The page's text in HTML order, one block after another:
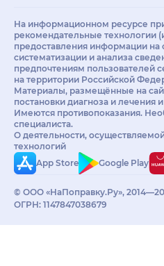
На информационном ресурсе
рекомендательные технологии
предоставления информации на
систематизации и анализа
предпочтениям пользователей
на территории Российской
Материалы, размещённые на
постановки диагноза и лечения
Имеются противопоказания.
специалиста.
О деятельности,
технологий
App Store
Google Play
© ООО «НаПоправку.Ру»,
ОГРН: 1147847038679